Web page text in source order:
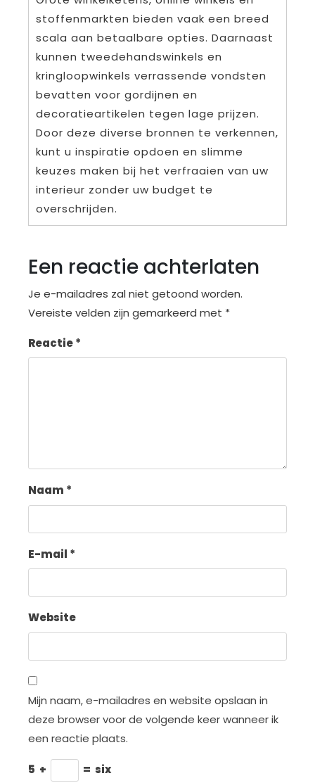
stoffenmarkten bieden vaak een breed
scala aan betaalbare opties. Daarnaast
kunnen tweedehandswinkels en
kringloopwinkels verrassende vondsten
bevatten voor gordijnen en
decoratieartikelen tegen lage prijzen.
Door deze diverse bronnen te verkennen,
kunt u inspiratie opdoen en slimme
keuzes maken bij het verfraaien van uw
interieur zonder uw budget te
overschrijden.
Een reactie achterlaten
Je e-mailadres zal niet getoond worden.
Vereiste velden zijn gemarkeerd met *
Reactie*
Naam *
E-mail *
Website
Mijn naam, e-mailadres en website opslaan in
deze browser voor de volgende keer wanneer ik
een reactie plaats.
5 + = six